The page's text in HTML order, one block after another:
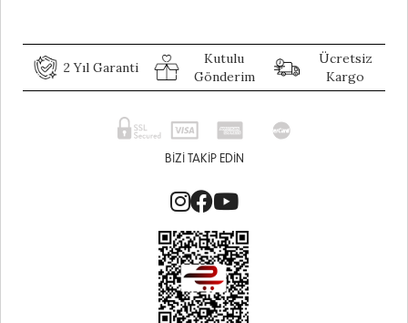
2 Yıl Garanti
Kutulu
Gönderim
Ücretsiz
Kargo
BIZI TAKIP EDIN